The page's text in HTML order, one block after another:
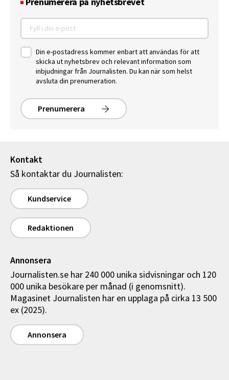
Din e-postadress kommer enbart att användas för att
skicka ut nyhetsbrev och relevant information som
inbjudningar från Journalisten. Du kan när som helst
avsluta din prenumeration.
Prenumerera
Kontakt
Så kontaktar du Journalisten:
Kundservice
Redaktionen
Annonsera
Journalisten.se har 240 000 unika sidvisningar och 120
000 unika besökare per månad (i genomsnitt).
Magasinet Journalisten har en upplaga på cirka 13 500
ex (2025).
Annonsera